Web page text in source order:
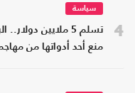
4
سياسة
تسلم 5 ملايين
منع أحد أدواتها من